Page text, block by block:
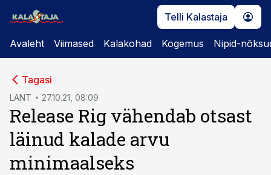
Telli Kalastaja
Avaleht Viimased Kalakohad Kogemus Nipid-
Tagasi
LANT 27.10.21, 08:09
Release Rig vähendab otsast
läinud kalade arvu
minimaalseks